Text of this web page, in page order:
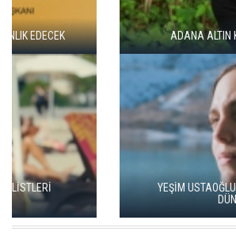
ADANA ALTIN KOZA'DA JÜRİ BAŞKANI
YEŞİM USTAOĞLU'NUN "ARTAKALAN"I
DÜNYA PRÖMİYERİNİ